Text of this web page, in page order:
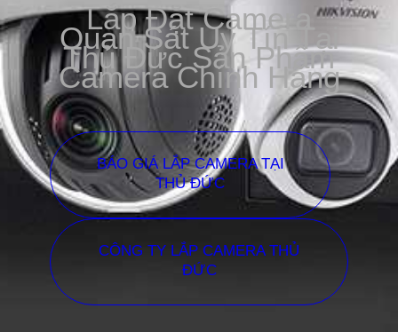
Lắp Đặt Camera
Quan Sát Uy Tín Tại
Thủ Đức Sản Phẩm
Camera Chính Hãng
BÁO GIÁ LẮP CAMERA TẠI
THỦ ĐỨC
CÔNG TY LẮP CAMERA THỦ
ĐỨC